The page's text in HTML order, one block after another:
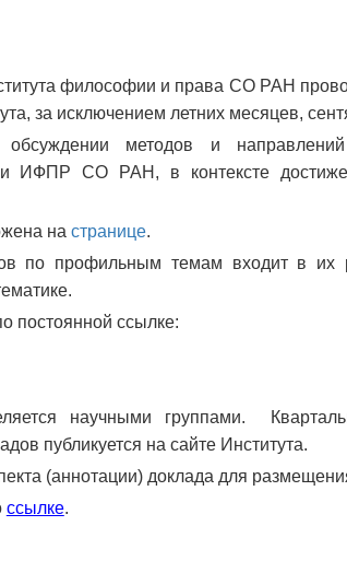
философии и права СО РАН
за исключением летних месяцев,
методов и
ИФПР СО РАН, в контексте
на странице.
по профильным темам входит в их
постоянной ссылке:
научными группами.
публикуется на сайте Института.
(аннотации) доклада для
ссылке.